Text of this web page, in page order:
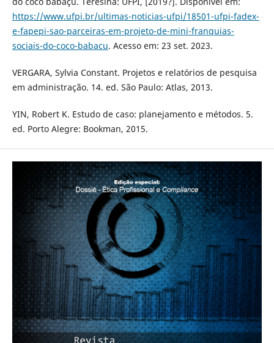
https://www.ufpi.br/ultimas-noticias-ufpi/18501-ufpi-fadex-
e-fapepi-sao-parceiras-em-projeto-de-mini-franquias-
sociais-do-coco-babacu. Acesso em: 23 set. 2023.
VERGARA, Sylvia Constant. Projetos e relatórios de pesquisa
em administração. 14. ed. São Paulo: Atlas, 2013.
YIN, Robert K. Estudo de caso: planejamento e métodos. 5.
ed. Porto Alegre: Bookman, 2015.